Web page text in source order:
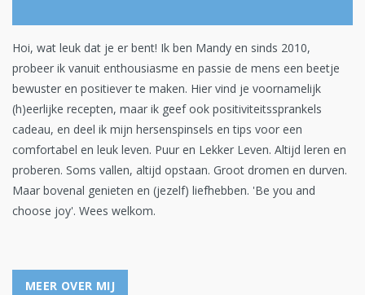
Hoi, wat leuk dat je er bent! Ik ben Mandy en sinds 2010,
probeer ik vanuit enthousiasme en passie de mens een beetje
bewuster en positiever te maken. Hier vind je voornamelijk
(h)eerlijke recepten, maar ik geef ook positiviteitssprankels
cadeau, en deel ik mijn hersenspinsels en tips voor een
comfortabel en leuk leven. Puur en Lekker Leven. Altijd leren en
proberen. Soms vallen, altijd opstaan. Groot dromen en durven.
Maar bovenal genieten en (jezelf) liefhebben. 'Be you and
choose joy'. Wees welkom.
MEER OVER MIJ